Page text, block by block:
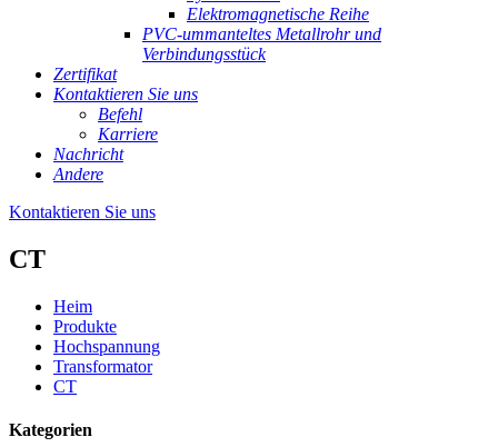
Elektromagnetische Reihe
PVC-ummanteltes Metallrohr und
Verbindungsstück
Zertifikat
Kontaktieren Sie uns
Befehl
Karriere
Nachricht
Andere
Kontaktieren Sie uns
CT
Heim
Produkte
Hochspannung
Transformator
CT
Kategorien